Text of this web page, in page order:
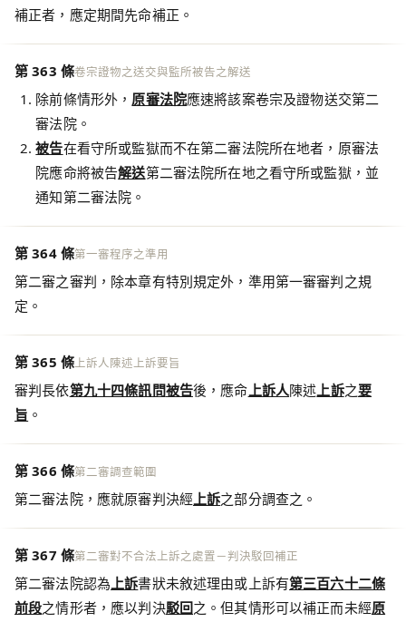
補正者，應定期間先命補正。
第 363 條卷宗證物之送交與監所被告之解送
除前條情形外， 原審法院應速將該案卷宗及證物送交第二
審法院。
被告在看守所或監獄而不在第二審法院所在地者，原審法
院應命將被告解送第二審法院所在地之看守所或監獄，並
通知第二審法院。
第 364 條第一審程序之準用
第二審之審判，除本章有特別規定外，準用第一審審判之規
定。
第 365 條上訴人陳述上訴要旨
審判長依第九十四條訊問被告後，應命上訴人陳述上訴之要
旨 。
第 366 條第二審調查範圍
第二審法院，應就原審判決經上訴之部分調查之。
第 367 條第二審對不合法上訴之處置－判決駁回補正
第二審法院認為上訴書狀未敘述理由或上訴有第三百六十二條
前段之情形者，應以判決駁回之。但其情形可以補正而未經原